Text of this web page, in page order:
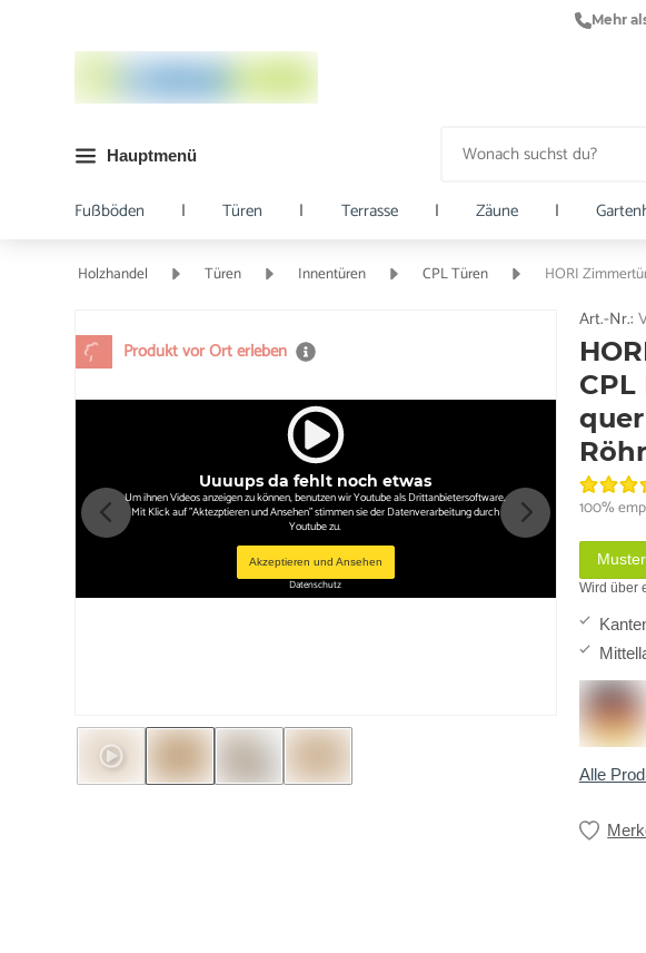
Mehr
Hauptmenü
Fußböden | Türen | Terrasse | Zäune |
Holzhandel Türen Innentüren CPL Türen HORI
Produkt vor Ort erleben
Uuuups da fehlt noch etwas
Um ihnen Videos anzeigen zu können, benutzen wir Youtube als Drittanbietersoftware.
Mit Klick auf "Aktezptieren und Ansehen" stimmen sie der Datenverarbeitung durch
Youtube zu.
Akzeptieren und Ansehen
Datenschutz
Art.-Nr.:
100%
Wird über
Alle